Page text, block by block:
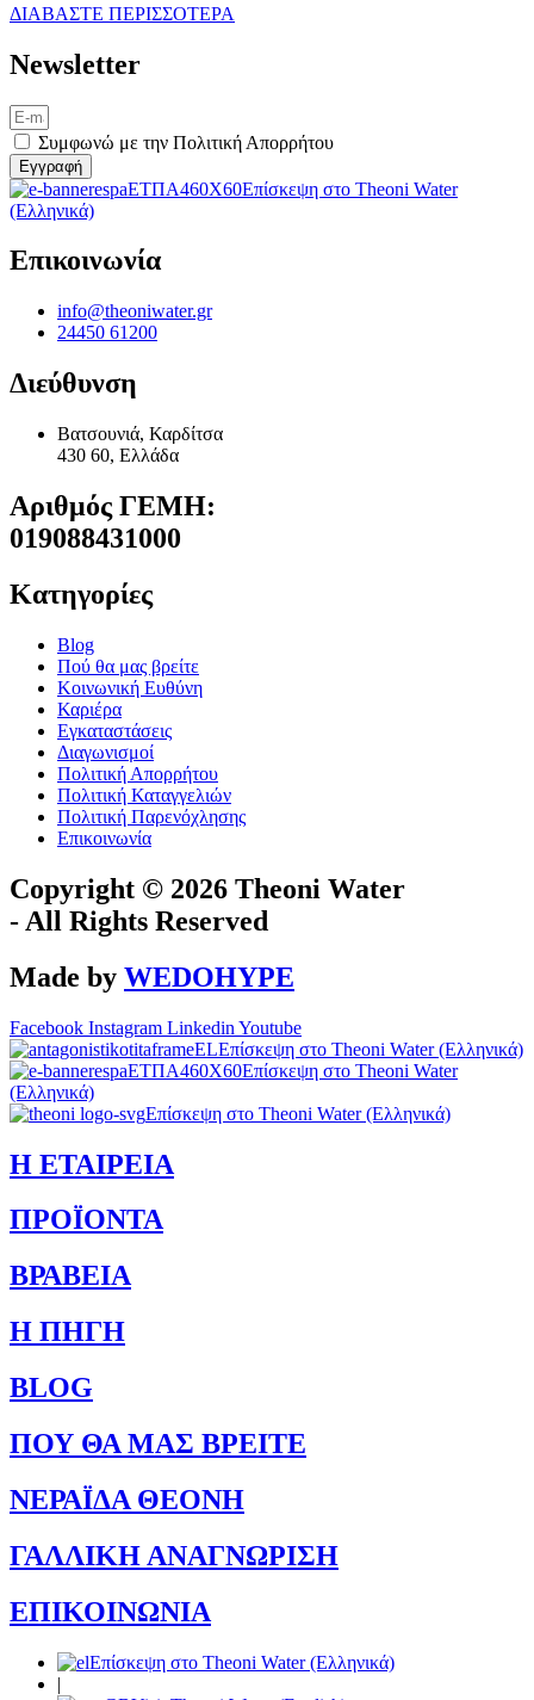
ΔΙΑΒΑΣΤΕ ΠΕΡΙΣΣΟΤΕΡΑ
Newsletter
Συμφωνώ με την Πολιτική Απορρήτου
Eγγραφή
Επίσκεψη στο Theoni Water
(Ελληνικά)
Επικοινωνία
info@theoniwater.gr
24450 61200
Διεύθυνση
Bατσουνιά, Καρδίτσα
430 60, Ελλάδα
Αριθμός ΓΕΜΗ:
019088431000
Κατηγορίες
Blog
Πού θα μας βρείτε
Κοινωνική Ευθύνη
Καριέρα
Εγκαταστάσεις
Διαγωνισμοί
Πολιτική Απορρήτου
Πολιτική Καταγγελιών
Πολιτική Παρενόχλησης
Eπικοινωνία
Copyright © 2026 Theoni Water
- All Rights Reserved
Made by WEDOHYPE
Facebook Instagram Linkedin Youtube
Επίσκεψη στο Theoni Water (Ελληνικά)
Επίσκεψη στο Theoni Water
(Ελληνικά)
Επίσκεψη στο Theoni Water (Ελληνικά)
Η ΕΤΑΙΡEΙΑ
ΠΡΟΪΟΝΤΑ
ΒΡΑΒΕΙΑ
Η ΠΗΓΗ
BLOG
ΠΟΥ ΘΑ ΜΑΣ ΒΡΕΙΤΕ
ΝΕΡΑΪΔΑ ΘΕΟΝΗ
ΓΑΛΛΙΚΗ ΑΝΑΓΝΩΡΙΣΗ
ΕΠΙΚΟΙΝΩΝΙΑ
Επίσκεψη στο Theoni Water (Ελληνικά)
|